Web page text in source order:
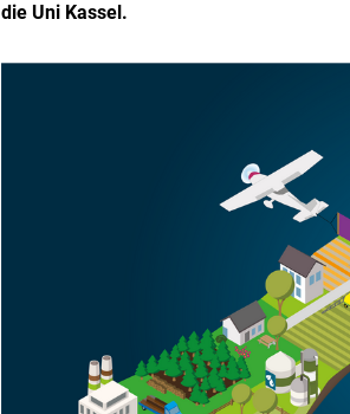
die Uni Kassel.